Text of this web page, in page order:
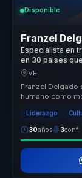
Disponible
Franzel
Especialista en
en 30 paises
con bienestar y
VE
Franzel Delgado
humano como
metodología
Liderazgo
30años 3conf.